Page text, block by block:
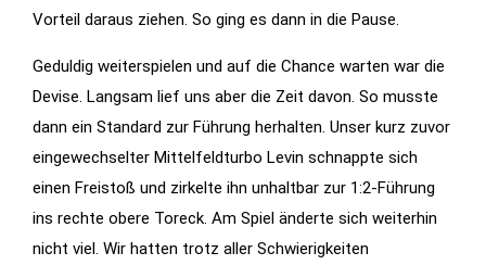
Vorteil daraus ziehen. So ging es dann in die Pause.
Geduldig weiterspielen und auf die Chance warten war die
Devise. Langsam lief uns aber die Zeit davon. So musste
dann ein Standard zur Führung herhalten. Unser kurz zuvor
eingewechselter Mittelfeldturbo Levin schnappte sich
einen Freistoß und zirkelte ihn unhaltbar zur 1:2-Führung
ins rechte obere Toreck. Am Spiel änderte sich weiterhin
nicht viel. Wir hatten trotz aller Schwierigkeiten
uns somit
beim
verbessern
der Website.
Funktionen
Wird für
manche